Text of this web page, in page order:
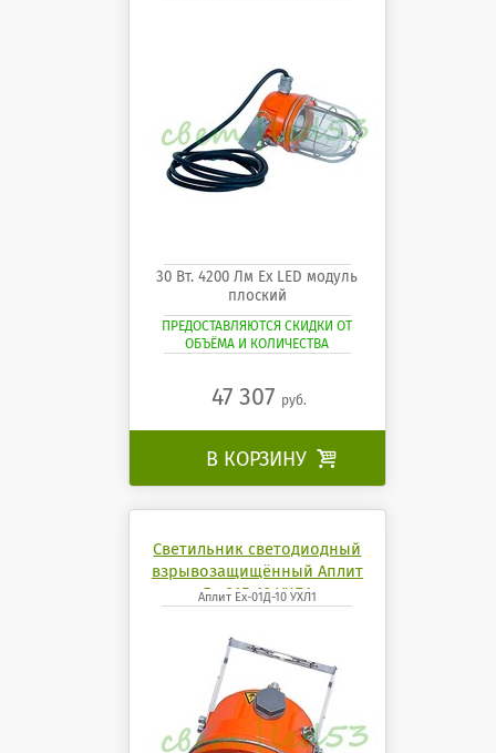
30 Вт. 4200 Лм Ех LED модуль
плоский
ПРЕДОСТАВЛЯЮТСЯ СКИДКИ ОТ
ОБЪЁМА И КОЛИЧЕСТВА
47 307 руб.
В КОРЗИНУ 
Светильник светодиодный
взрывозащищённый Аплит
Ех-01Д-10 УХЛ1
Аплит Ех-01Д-10 УХЛ1